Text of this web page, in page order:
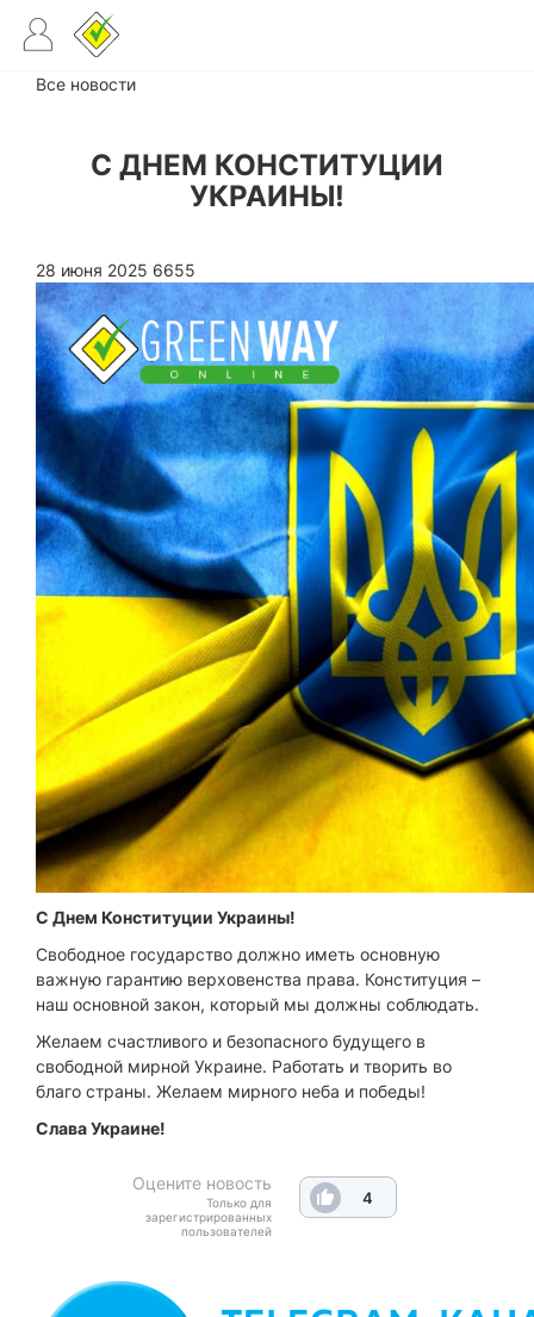
Все новости
С ДНЕМ КОНСТИТУЦИИ
УКРАИНЫ!
28 июня 2025 6655
С Днем Конституции Украины!
Свободное государство должно иметь основную
важную гарантию верховенства права. Конституция –
наш основной закон, который мы должны соблюдать.
Желаем счастливого и безопасного будущего в
свободной мирной Украине. Работать и творить во
благо страны. Желаем мирного неба и победы!
Слава Украине!
Оцените новость
Только для
зарегистрированных
пользователей
4